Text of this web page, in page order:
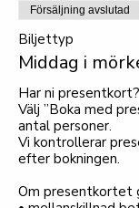
Försäljning avslutad
Biljettyp
Middag i
Har ni presentkort?
Välj ”Boka med
antal personer.
Vi kontrollerar
efter bokningen.
Om presentkortet